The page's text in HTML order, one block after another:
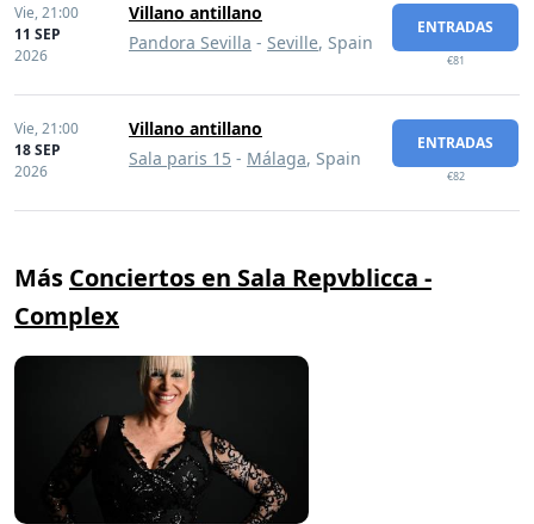
Vie,21:00
11 SEP
2026
Villano antillano
Pandora Sevilla - Seville, Spain
ENTRADAS
€81
Vie,21:00
18 SEP
2026
Villano antillano
Sala paris 15 - Málaga, Spain
ENTRADAS
€82
Más Conciertos en Sala Repvblicca -
Complex